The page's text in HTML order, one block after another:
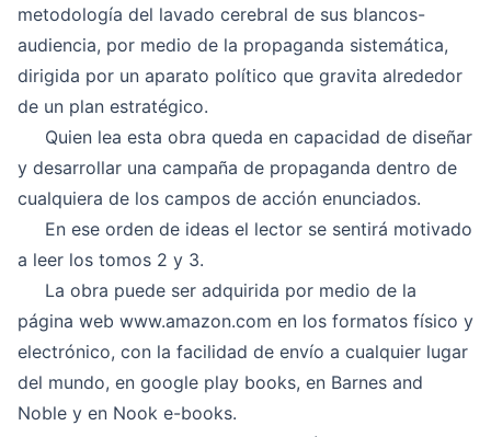
metodología del lavado cerebral de sus blancos-
audiencia, por medio de la propaganda sistemática,
dirigida por un aparato político que gravita alrededor
de un plan estratégico.
Quien lea esta obra queda en capacidad de diseñar
y desarrollar una campaña de propaganda dentro de
cualquiera de los campos de acción enunciados.
En ese orden de ideas el lector se sentirá motivado
a leer los tomos 2 y 3.
La obra puede ser adquirida por medio de la
página web www.amazon.com en los formatos físico y
electrónico, con la facilidad de envío a cualquier lugar
del mundo, en google play books, en Barnes and
Noble y en Nook e-books.